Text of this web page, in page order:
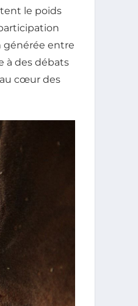
le poids
générée entre
à des débats
cœur des